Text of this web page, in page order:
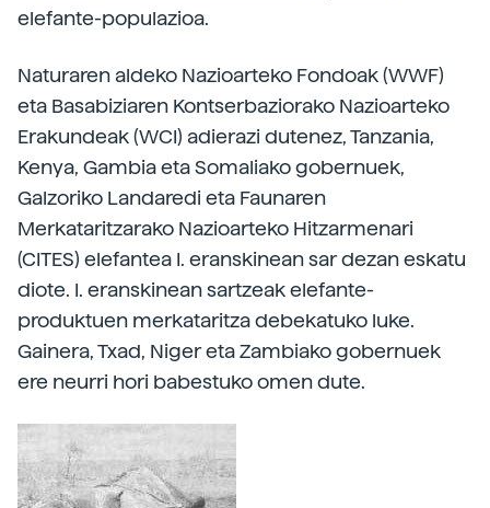
elefante-populazioa.
Naturaren aldeko Nazioarteko Fondoak (WWF)
eta Basabiziaren Kontserbaziorako Nazioarteko
Erakundeak (WCI) adierazi dutenez, Tanzania,
Kenya, Gambia eta Somaliako gobernuek,
Galzoriko Landaredi eta Faunaren
Merkataritzarako Nazioarteko Hitzarmenari
(CITES) elefantea I. eranskinean sar dezan eskatu
diote. I. eranskinean sartzeak elefante-
produktuen merkataritza debekatuko luke.
Gainera, Txad, Niger eta Zambiako gobernuek
ere neurri hori babestuko omen dute.